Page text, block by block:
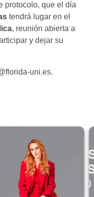
protocolo, que el día
tendrá lugar en el
, reunión abierta a
y dejar su
uni.es.